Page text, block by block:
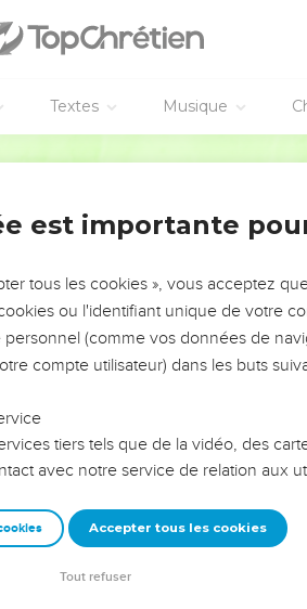
Textes Musique
!
ou leur vision. Mais on voit
alors même que ce sont
sur les erreurs
afin que leurs erreurs
un groupe ou une famille,
est importante
tous les cookies », vous acceptez
ou l'identifiant unique de votre
(comme vos données de
compte utilisateur) dans les buts
tiers tels que de la vidéo, des
avec notre service de relation aux
Accepter tous les cookies
Tout refuser